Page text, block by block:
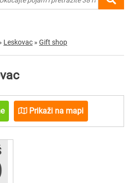
Leskovac » Gift shop
Prikaži na mapi